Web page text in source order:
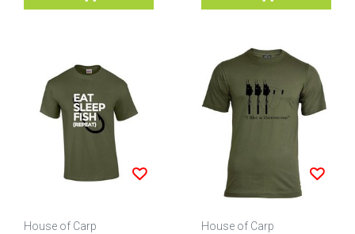
House of Carp House of Carp